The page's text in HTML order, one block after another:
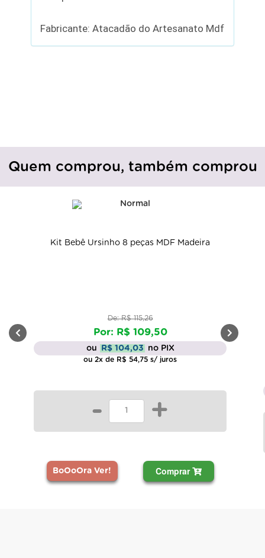
Fabricante: Atacadão do Artesanato Mdf
Quem comprou, também comprou
Kit Bebê Ursinho 8 peças MDF Madeira
De: R$ 115,26
Por: R$ 109,50
ou R$ 104,03 no PIX
ou 2x de R$ 54,75 s/ juros
- +
BoOoOra Ver! Comprar